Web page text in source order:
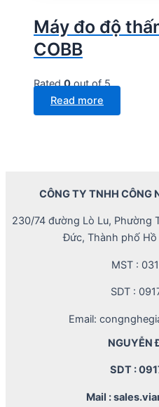
Máy đo độ
COBB
Rated0out of 5
Read more
CÔNG TY TNHH CÔNG
230/74 đường Lò Lu, Phường
Đức, Thành phố Hồ
MST :
SDT :
Email:
NGUYỄN
SDT :
Mail :